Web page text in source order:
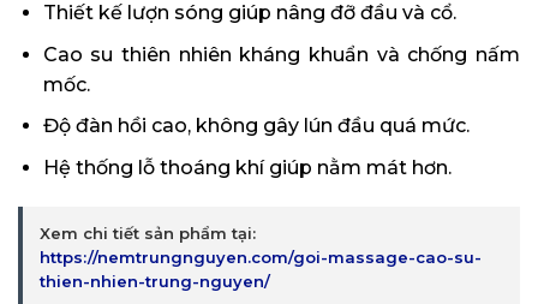
Thiết kế lượn sóng giúp nâng đỡ đầu và cổ.
Cao su thiên nhiên kháng khuẩn và chống nấm
mốc.
Độ đàn hồi cao, không gây lún đầu quá mức.
Hệ thống lỗ thoáng khí giúp nằm mát hơn.
Xem chi tiết sản phẩm tại:
https://nemtrungnguyen.com/goi-massage-cao-su-
thien-nhien-trung-nguyen/